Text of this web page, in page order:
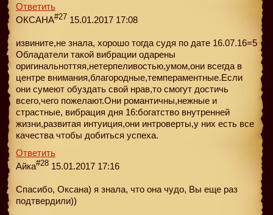
Ответить
ОКСАНА#27 15.01.2017 17:08
извините,не знала, хорошо тогда судя по дате 16.07.16=5
Обладатели такой вибрации одарены
оригинальноттяя,нетерпеливостью,умом,они всегда в
центре внимания,благородные,темпераментные.Если
они сумеют обуздать свой нрав,то смогут достичь
всего,чего пожелают.Они романтичны,нежные и
страстные, вибрация дня 16:богатство внутренней
жизни,развитая интуиция,они интроверты,у них есть все
качества чтобы добиться успеха.
Ответить
Айка#28 15.01.2017 17:16
Спасибо, Оксана) я знала, что она чудо, Вы еще раз
подтвердили))